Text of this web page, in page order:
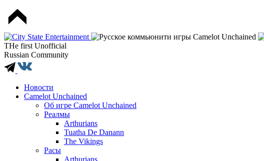
THe first Unofficial
Russian Community
Новости
Camelot Unchained
Об игре Camelot Unchained
Реалмы
Arthurians
Tuatha De Danann
The Vikings
Расы
Arthurians